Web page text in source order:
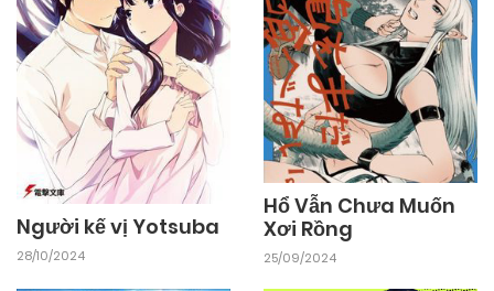
Người kế vị Yotsuba
28/10/2024
Hổ Vẫn Chưa Muốn
Xơi Rồng
25/09/2024